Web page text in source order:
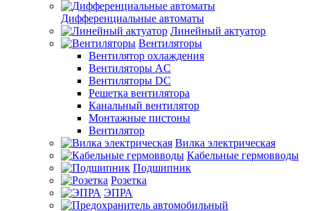
Дифференциальные автоматы
Линейный актуатор
Вентиляторы
Вентилятор охлаждения
Вентиляторы AC
Вентиляторы DC
Решетка вентилятора
Канальный вентилятор
Монтажные пистоны
Вентилятор
Вилка электрическая
Кабельные гермовводы
Подшипник
Розетка
ЭПРА